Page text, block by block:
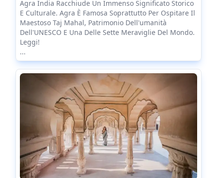
Agra India Racchiude Un Immenso Significato Storico
E Culturale. Agra È Famosa Soprattutto Per Ospitare Il
Maestoso Taj Mahal, Patrimonio Dell'umanità
Dell'UNESCO E Una Delle Sette Meraviglie Del Mondo.
Leggi!
...